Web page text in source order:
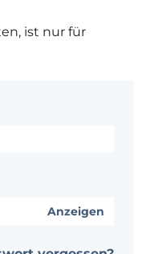
ist nur für
Anzeigen